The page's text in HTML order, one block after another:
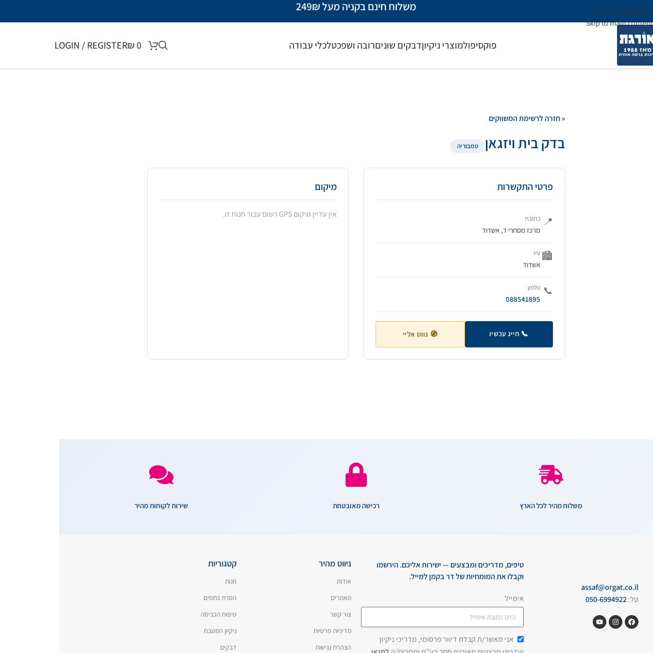
Skip to navigation
Skip to main content
משלוח חינם בקניה מעל 249₪
פוקסיפולמוצרי ניקיוןדבקים שוניםרובה ושפכטלכלי עבודה ₪0
LOGIN / REGISTER
« חזרה לרשימת המשווקים
בדק בית ויזגאן טמבוריה
פרטי התקשרות
📍 כתובת
מרכז מסחרי ד, אשדוד
🏙️ עיר
אשדוד
📞 טלפון
088541895
📞 חייג עכשיו 🧭 נווט אליי
מיקום
אין עדיין מיקום GPS רשום עבור חנות זו.
משלוח מהיר לכל הארץ רכישה מאובטחת שירות לקוחות מהיר
assaf@orgat.co.il
טל:050-6994922
טיפים, מדריכים ומבצעים — ישירות אליכם. הירשמו
וקבלו את המומחיות של דר בקמן למייל.
אימייל
אני מאשר/ת קבלת דיוור פרסומי, מדריכי ניקיון
ניווט מהיר
אודות
מאמרים
צור קשר
מדיניות פרטיות
הצהרת נגישות
קטגוריות
חנות
הסרת כתמים
טיפוח הכביסה
ניקיון המטבח
דבקים